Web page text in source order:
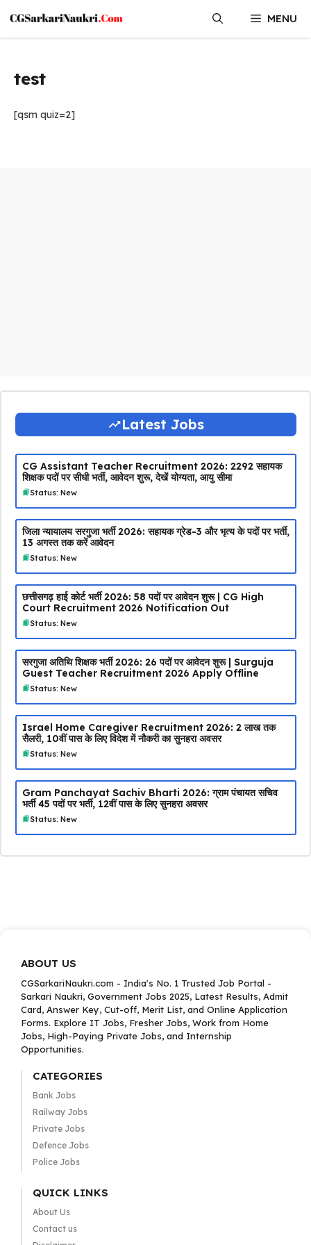
content
MENU
test
[qsm quiz=2]
Latest Jobs
CG Assistant Teacher Recruitment 2026: 2292 सहायक
शिक्षक पदों पर सीधी भर्ती, आवेदन शुरू, देखें योग्यता, आयु सीमा
Status: New
जिला न्यायालय सरगुजा भर्ती 2026: सहायक ग्रेड-3 और भृत्य के पदों पर भर्ती,
13 अगस्त तक करें आवेदन
Status: New
छत्तीसगढ़ हाई कोर्ट भर्ती 2026: 58 पदों पर आवेदन शुरू | CG High
Court Recruitment 2026 Notification Out
Status: New
सरगुजा अतिथि शिक्षक भर्ती 2026: 26 पदों पर आवेदन शुरू | Surguja
Guest Teacher Recruitment 2026 Apply Offline
Status: New
Israel Home Caregiver Recruitment 2026: ₹2 लाख तक
सैलरी, 10वीं पास के लिए विदेश में नौकरी का सुनहरा अवसर
Status: New
Gram Panchayat Sachiv Bharti 2026: ग्राम पंचायत सचिव
भर्ती 45 पदों पर भर्ती, 12वीं पास के लिए सुनहरा अवसर
Status: New
ABOUT US
CGSarkariNaukri.com - India's No. 1 Trusted Job Portal -
Sarkari Naukri, Government Jobs 2025, Latest Results, Admit
Card, Answer Key, Cut-off, Merit List, and Online Application
Forms. Explore IT Jobs, Fresher Jobs, Work from Home
Jobs, High-Paying Private Jobs, and Internship
Opportunities.
CATEGORIES
Bank Jobs
Railway Jobs
Private Jobs
Defence Jobs
Police Jobs
QUICK LINKS
About Us
Contact us